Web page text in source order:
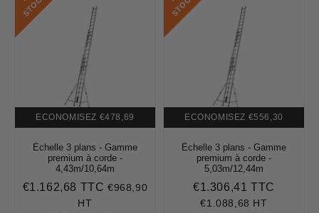
ECONOMISEZ €478,69
Échelle 3 plans - Gamme
premium à corde -
4,43m/10,64m
Prix
€1.162,68 TTC€1.162,68
€968,90
HT
ECONOMISEZ €556,30
Échelle 3 plans - Gamme
premium à corde -
5,03m/12,44m
Prix
réduit
€1.306,41 TTC
€1.088,68 HT